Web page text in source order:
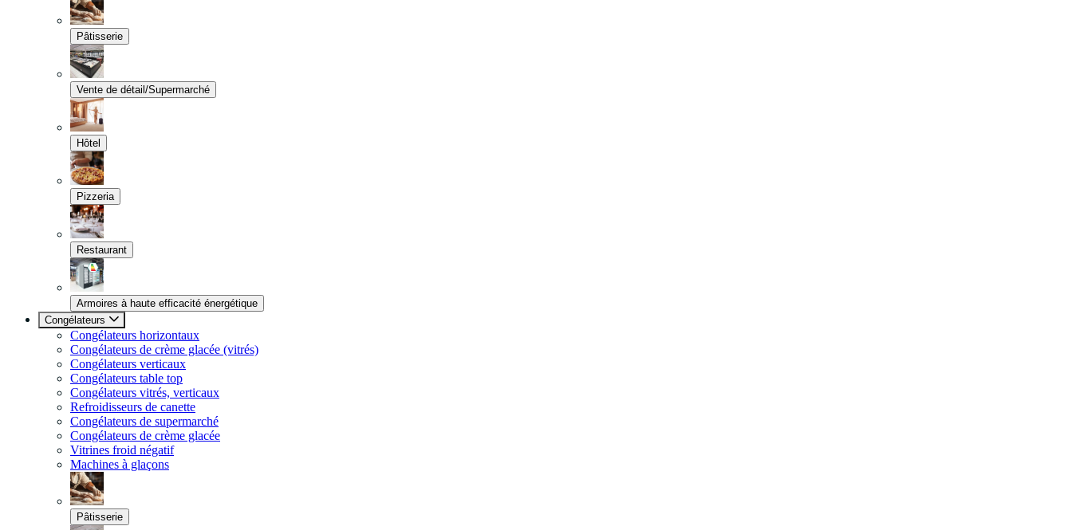
Pâtisserie
Vente de détail/Supermarché
Hôtel
Pizzeria
Restaurant
Armoires à haute efficacité énergétique
Congélateurs
Congélateurs horizontaux
Congélateurs de crème glacée (vitrés)
Congélateurs verticaux
Congélateurs table top
Congélateurs vitrés, verticaux
Refroidisseurs de canette
Congélateurs de supermarché
Congélateurs de crème glacée
Vitrines froid négatif
Machines à glaçons
Pâtisserie